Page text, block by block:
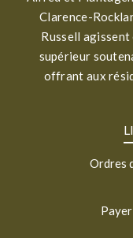
Clarence-
Russell
supérieur
offrant aux
Ordres